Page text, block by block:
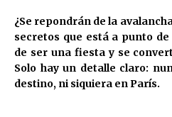
¿Se repondrán de la
secretos que está a punto
de ser una fiesta y se
Solo hay un detalle claro:
destino, ni siquiera en París.